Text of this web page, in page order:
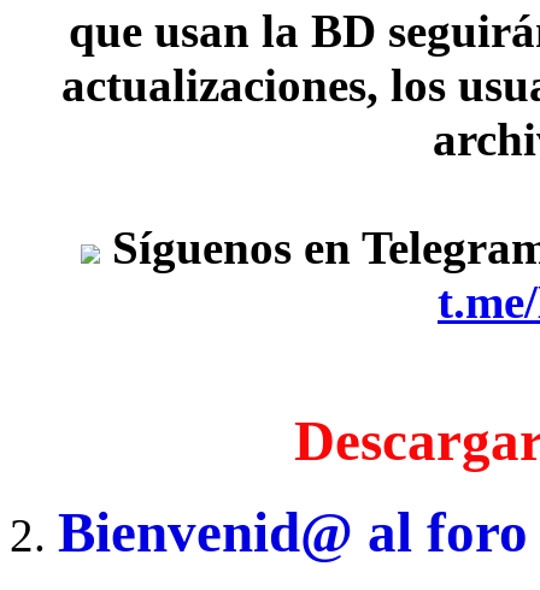
que usan la BD
actualizaciones, los
Síguenos en
Bienvenid@ al